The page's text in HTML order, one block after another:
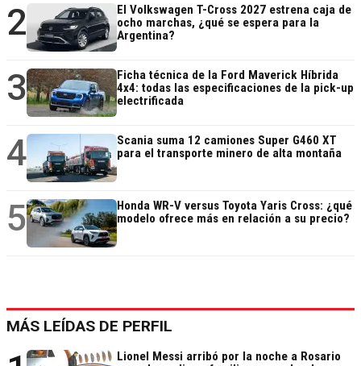
2
El Volkswagen T-Cross 2027 estrena caja de
ocho marchas, ¿qué se espera para la
Argentina?
3
Ficha técnica de la Ford Maverick Híbrida
4x4: todas las especificaciones de la pick-up
electrificada
4
Scania suma 12 camiones Super G460 XT
para el transporte minero de alta montaña
5
Honda WR-V versus Toyota Yaris Cross: ¿qué
modelo ofrece más en relación a su precio?
MÁS LEÍDAS DE PERFIL
Lionel Messi arribó por la noche a Rosario